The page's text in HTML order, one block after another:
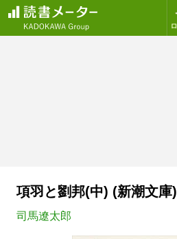
項羽と劉邦(中) (新潮文庫)
司馬遼太郎